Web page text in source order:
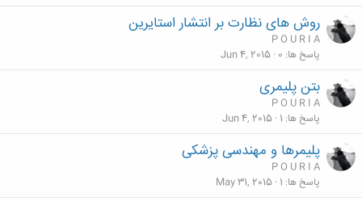
روش های نظارت بر انتشار استایرین
P O U R I A
پاسخ ها 0
Jun 4, 2015
بتن پلیمری
P O U R I A
پاسخ ها 1
Jun 4, 2015
پلیمرها و مهندسی پزشكی
P O U R I A
پاسخ ها 1
May 31, 2015